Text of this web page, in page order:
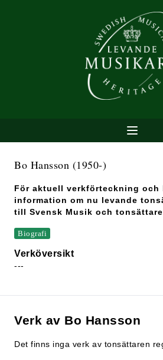
Bo Hansson (1950-)
För aktuell verkförteckning och
information om nu levande
till Svensk Musik och
Biografi
Verköversikt
---
Verk av Bo Hansson
Det finns inga verk av tonsättaren